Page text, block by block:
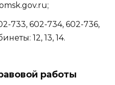
733, 602-734, 602-736,
12, 13, 14.
работы